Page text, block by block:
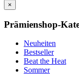
×
Prämienshop-
Neuheiten
Bestseller
Beat the Heat
Sommer